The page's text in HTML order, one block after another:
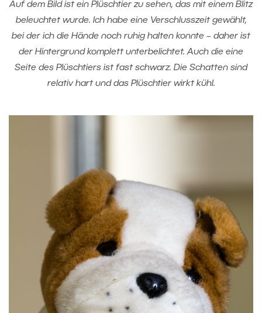
Auf dem Bild ist ein Plüschtier zu sehen, das mit einem Blitz
beleuchtet wurde. Ich habe eine Verschlusszeit gewählt,
bei der ich die Hände noch ruhig halten konnte – daher ist
der Hintergrund komplett unterbelichtet. Auch die eine
Seite des Plüschtiers ist fast schwarz. Die Schatten sind
relativ hart und das Plüschtier wirkt kühl.